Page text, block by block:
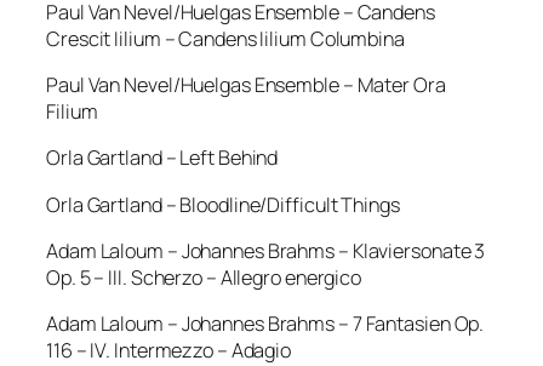
Paul Van Nevel/Huelgas Ensemble – Candens
Crescit Iilium – Candens Iilium Columbina
Paul Van Nevel/Huelgas Ensemble – Mater Ora
Filium
Orla Gartland – Left Behind
Orla Gartland – Bloodline/Difficult Things
Adam Laloum – Johannes Brahms – Klaviersonate 3
Op. 5 – III. Scherzo – Allegro energico
Adam Laloum – Johannes Brahms – 7 Fantasien Op.
116 – IV. Intermezzo – Adagio